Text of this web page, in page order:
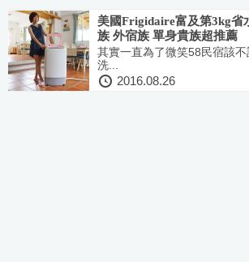
美國Frigidaire富及第3kg省
族 外宿族 單身貴族超推薦
其實一直為了微笑58民宿該
洗...
2016.08.26